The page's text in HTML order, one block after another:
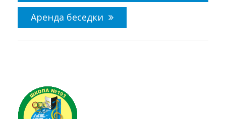
Аренда беседки